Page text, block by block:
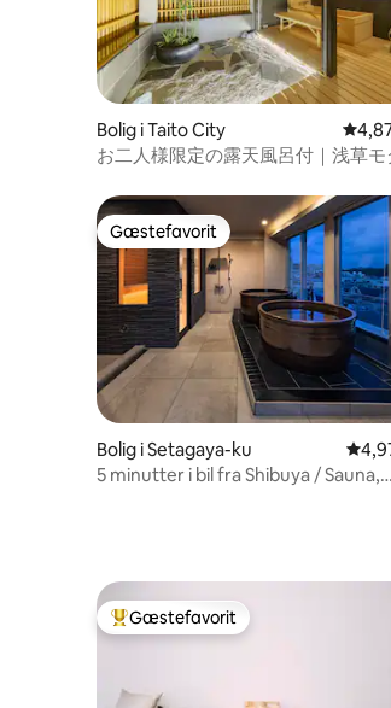
Bolig i Taito City 4,87
お二人様限定の露天風呂付｜浅草モ
野観光拠点 ｜柳通り西棟
Gæstefavorit
Gæstefavorit
Bolig i Setagaya-ku 4,97
5 minutter i bil fra Shibuya / Sauna,
Bedste gæstefavorit
Gæstefavorit